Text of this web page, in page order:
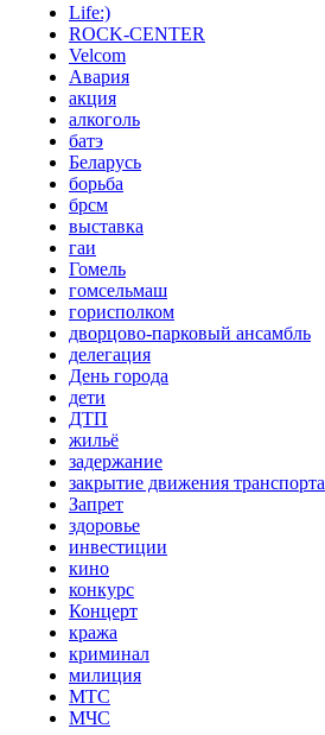
Life:)
ROCK-CENTER
Velcom
Авария
акция
алкоголь
батэ
Беларусь
борьба
брсм
выставка
гаи
Гомель
гомсельмаш
горисполком
дворцово-парковый ансамбль
делегация
День города
дети
ДТП
жильё
задержание
закрытие движения транспорта
Запрет
здоровье
инвестиции
кино
конкурс
Концерт
кража
криминал
милиция
МТС
МЧС